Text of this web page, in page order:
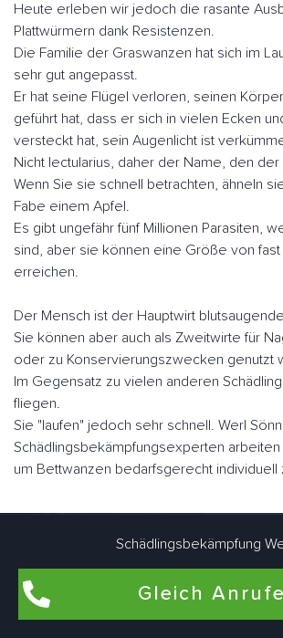
Heute erleben wir jedoch die rasante
Plattwürmern dank Resistenzen.
Die Familie der Graswanzen hat sich im
sehr gut angepasst.
Er hat seine Flügel verloren, seinen
geführt hat, dass er sich in vielen Ecken
versteckt hat, sein Augenlicht ist
Nicht lectularius, daher der Name, den der
Wenn Sie sie schnell betrachten, ähneln
Fabe einem Apfel.
Es gibt ungefähr fünf Millionen Parasiten,
sind, aber sie können eine Größe von
erreichen.
Der Mensch ist der Hauptwirt
Sie können aber auch als Zweitwirte für
oder zu Konservierungszwecken genutzt
Im Gegensatz zu vielen anderen
fliegen.
Sie "laufen" jedoch sehr schnell. Werl
Schädlingsbekämpfungsexperten arbeiten
um Bettwanzen bedarfsgerecht individuell
Flohbekämpfung in Werl
Flöhe kommen am häufigsten in
vor, in denen Haustiere wie Hunde und
in Wohnräumen, die schon lange nicht
Schädlingsbekämpfung
Gleich